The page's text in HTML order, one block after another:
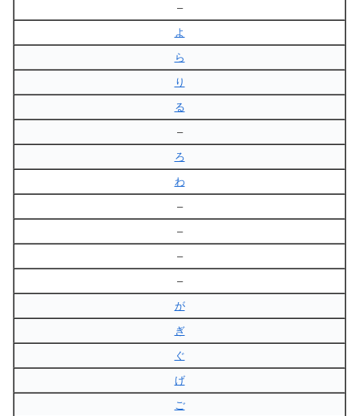
–
よ
ら
り
る
–
ろ
わ
–
–
–
–
が
ぎ
ぐ
げ
ご